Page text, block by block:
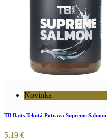
Novinka
TB Baits Tekutá Potrava Supreme Salmon
5,19 €